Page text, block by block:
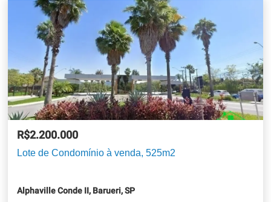
R$2.200.000
Lote de Condomínio à venda, 525m2
Alphaville Conde II, Barueri, SP